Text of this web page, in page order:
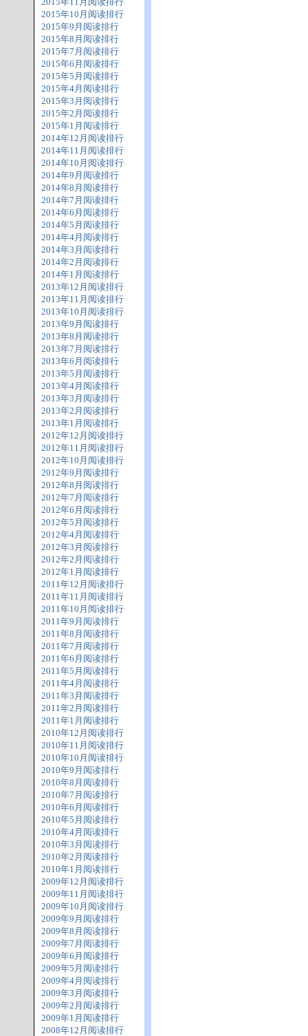
2015年10月阅读排行
2015年9月阅读排行
2015年8月阅读排行
2015年7月阅读排行
2015年6月阅读排行
2015年5月阅读排行
2015年4月阅读排行
2015年3月阅读排行
2015年2月阅读排行
2015年1月阅读排行
2014年12月阅读排行
2014年11月阅读排行
2014年10月阅读排行
2014年9月阅读排行
2014年8月阅读排行
2014年7月阅读排行
2014年6月阅读排行
2014年5月阅读排行
2014年4月阅读排行
2014年3月阅读排行
2014年2月阅读排行
2014年1月阅读排行
2013年12月阅读排行
2013年11月阅读排行
2013年10月阅读排行
2013年9月阅读排行
2013年8月阅读排行
2013年7月阅读排行
2013年6月阅读排行
2013年5月阅读排行
2013年4月阅读排行
2013年3月阅读排行
2013年2月阅读排行
2013年1月阅读排行
2012年12月阅读排行
2012年11月阅读排行
2012年10月阅读排行
2012年9月阅读排行
2012年8月阅读排行
2012年7月阅读排行
2012年6月阅读排行
2012年5月阅读排行
2012年4月阅读排行
2012年3月阅读排行
2012年2月阅读排行
2012年1月阅读排行
2011年12月阅读排行
2011年11月阅读排行
2011年10月阅读排行
2011年9月阅读排行
2011年8月阅读排行
2011年7月阅读排行
2011年6月阅读排行
2011年5月阅读排行
2011年4月阅读排行
2011年3月阅读排行
2011年2月阅读排行
2011年1月阅读排行
2010年12月阅读排行
2010年11月阅读排行
2010年10月阅读排行
2010年9月阅读排行
2010年8月阅读排行
2010年7月阅读排行
2010年6月阅读排行
2010年5月阅读排行
2010年4月阅读排行
2010年3月阅读排行
2010年2月阅读排行
2010年1月阅读排行
2009年12月阅读排行
2009年11月阅读排行
2009年10月阅读排行
2009年9月阅读排行
2009年8月阅读排行
2009年7月阅读排行
2009年6月阅读排行
2009年5月阅读排行
2009年4月阅读排行
2009年3月阅读排行
2009年2月阅读排行
2009年1月阅读排行
2008年12月阅读排行